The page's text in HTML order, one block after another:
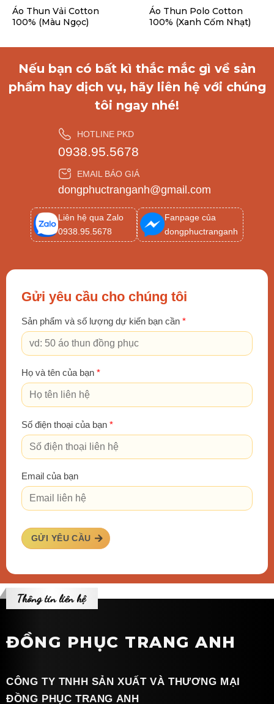
Áo Thun Vải Cotton
100% (Màu Ngọc)
Áo Thun Polo Cotton
100% (Xanh Cốm Nhạt)
Nếu bạn có bất kì thắc mắc gì về sản
phẩm hay dịch vụ, hãy liên hệ với chúng
tôi ngay nhé!
HOTLINE PKD
0938.95.5678
EMAIL BÁO GIÁ
dongphuctranganh@gmail.com
Liên hệ qua Zalo
0938.95.5678
Fanpage của
dongphuctranganh
Gửi yêu cầu cho chúng tôi
Sản phẩm và số lượng dự kiến bạn cần *
Họ và tên của bạn *
Số điện thoại của bạn *
Email của bạn
GỬI YÊU CẦU
Thông tin liên hệ
ĐỒNG PHỤC TRANG ANH
CÔNG TY TNHH SẢN XUẤT VÀ THƯƠNG MẠI
ĐỒNG PHỤC TRANG ANH